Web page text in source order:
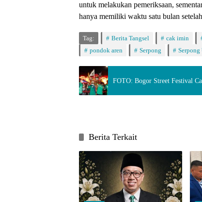
untuk melakukan pemeriksaan,
hanya memiliki waktu satu bulan
Tag: Berita Tangsel cak imin
pondok aren
Serpong Serpong
FOTO: Bogor Street Festival
Berita Terkait